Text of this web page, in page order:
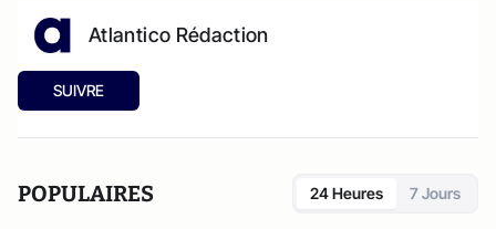
Atlantico Rédaction
SUIVRE
POPULAIRES 24 Heures 7 Jours